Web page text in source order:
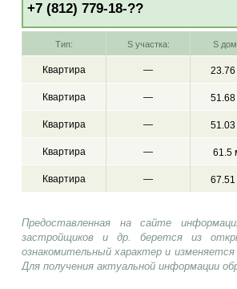
+7 (812) 779-18-??
Тип: S участка: S
Квартира —
Квартира —
Квартира —
Квартира — 61.5
Квартира —
Предоставленная на сайте
застройщиков и др. берется из
ознакомительный характер и
Для получения актуальной информации